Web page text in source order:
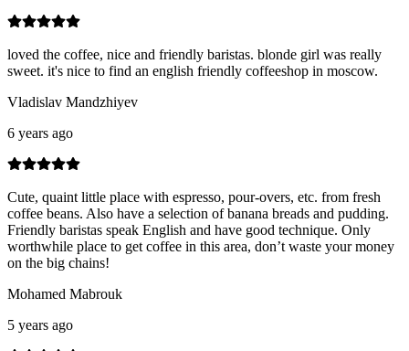
loved the coffee, nice and friendly baristas. blonde girl was really
sweet. it's nice to find an english friendly coffeeshop in moscow.
Vladislav Mandzhiyev
6 years ago
Cute, quaint little place with espresso, pour-overs, etc. from fresh
coffee beans. Also have a selection of banana breads and pudding.
Friendly baristas speak English and have good technique. Only
worthwhile place to get coffee in this area, don’t waste your money
on the big chains!
Mohamed Mabrouk
5 years ago